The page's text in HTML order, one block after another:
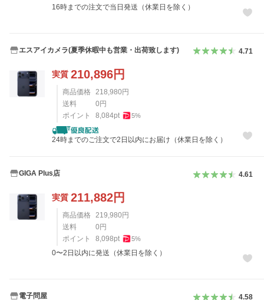
16時までの注文で当日発送（休業日を除く）
エスアイカメラ(夏季休暇中も営業・出荷致します) 4.71
実質 210,896円
商品価格 218,980円
送料
0円
ポイント
8,084pt 5%
24時までのご注文で2日以内にお届け（休業日を除く）
GIGA Plus店 4.61
実質 211,882円
商品価格 219,980 円
送料
0 円
ポイント
8,098pt 5%
0〜2日以内に発送（休業日を除く）
電子問屋 4.58